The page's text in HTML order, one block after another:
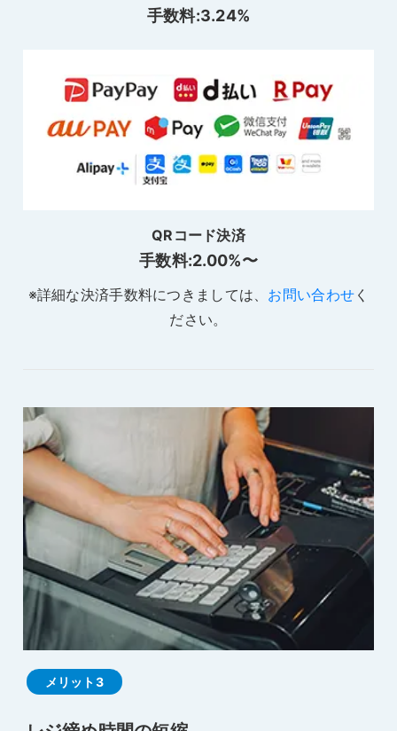
手数料:3.24%
QRコード決済
手数料:2.00%〜
※詳細な決済手数料につきましては、 お問い合わせ く
ださい。
メリット3